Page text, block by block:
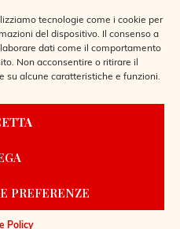
tecnologie come i cookie per
del dispositivo. Il consenso a
dati come il comportamento
Non acconsentire o ritirare il
su alcune caratteristiche e funzioni.
PREFERENZE
Policy
WEBDESIGN